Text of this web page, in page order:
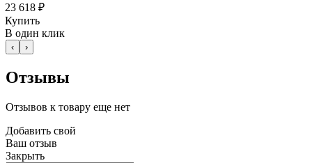
23 618 ₽
Купить
В один клик
‹ ›
Отзывы
Отзывов к товару еще нет
Добавить свой
Ваш отзыв
Закрыть